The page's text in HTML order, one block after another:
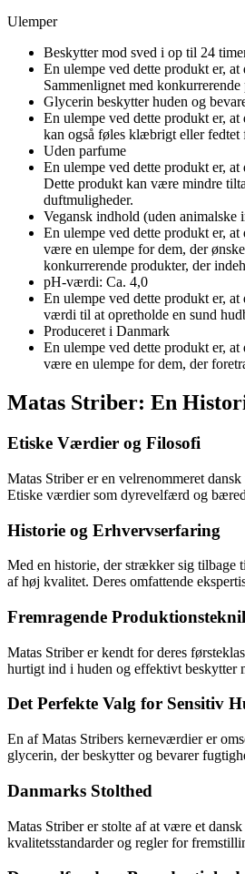
Ulemper
Beskytter mod sved i op til 24
En ulempe ved dette produkt er,
Sammenlignet med
Glycerin beskytter huden og
En ulempe ved dette produkt er,
kan også føles klæbrigt eller fedtet
Uden parfume
En ulempe ved dette produkt er,
Dette produkt kan være mindre
duftmuligheder.
Vegansk indhold (uden animalske
En ulempe ved dette produkt er,
være en ulempe for dem, der
konkurrerende produkter, der
pH-værdi: Ca. 4,0
En ulempe ved dette produkt er,
værdi til at opretholde en sund
Produceret i Danmark
En ulempe ved dette produkt er,
være en ulempe for dem, der
Matas Striber: En
Etiske Værdier og Filosofi
Matas Striber er en velrenommeret
Etiske værdier som dyrevelfærd og
Historie og Erhvervserfaring
Med en historie, der strækker sig tilbage
af høj kvalitet. Deres omfattende
Fremragende
Matas Striber er kendt for deres
hurtigt ind i huden og effektivt beskytter
Det Perfekte Valg for Sensitiv
En af Matas Stribers kerneværdier er
glycerin, der beskytter og bevarer
Danmarks Stolthed
Matas Striber er stolte af at være et
kvalitetsstandarder og regler for